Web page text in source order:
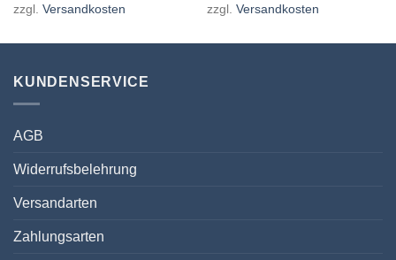
zzgl. Versandkosten
zzgl. Versandkosten
KUNDENSERVICE
AGB
Widerrufsbelehrung
Versandarten
Zahlungsarten